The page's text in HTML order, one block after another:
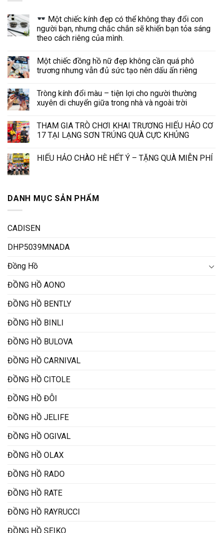
Một chiếc kính đẹp có thể không thay đổi con
người bạn, nhưng chắc chắn sẽ khiến bạn tỏa sáng
theo cách riêng của mình.
Một chiếc đồng hồ nữ đẹp không cần quá phô
trương nhưng vẫn đủ sức tạo nên dấu ấn riêng
Tròng kính đổi màu – tiện lợi cho người thường
xuyên di chuyển giữa trong nhà và ngoài trời
THAM GIA TRÒ CHƠI KHAI TRƯƠNG HIẾU HẢO CƠ
17 TẠI LẠNG SƠN TRÚNG QUÀ CỰC KHỦNG
HIẾU HẢO CHÀO HÈ HẾT Ý – TẶNG QUÀ MIỄN PHÍ
DANH MỤC SẢN PHẨM
CADISEN
DHP5039MNADA
Đồng Hồ
ĐỒNG HỒ AONO
ĐỒNG HỒ BENTLY
ĐỒNG HỒ BINLI
ĐỒNG HỒ BULOVA
ĐỒNG HỒ CARNIVAL
ĐỒNG HỒ CITOLE
ĐỒNG HỒ ĐÔI
ĐỒNG HỒ JELIFE
ĐỒNG HỒ OGIVAL
ĐỒNG HỒ OLAX
ĐỒNG HỒ RADO
ĐỒNG HỒ RATE
ĐỒNG HỒ RAYRUCCI
ĐỒNG HỒ SEIKO